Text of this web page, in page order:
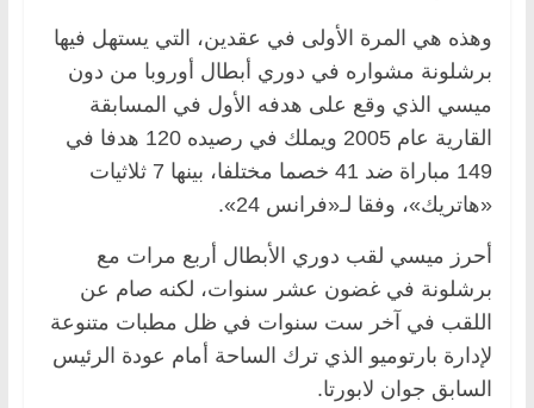
وهذه هي المرة الأولى في عقدين، التي يستهل فيها
برشلونة مشواره في دوري أبطال أوروبا من دون
ميسي الذي وقع على هدفه الأول في المسابقة
القارية عام 2005 ويملك في رصيده 120 هدفا في
149 مباراة ضد 41 خصما مختلفا، بينها 7 ثلاثيات
«هاتريك»، وفقا لـ«فرانس 24».
أحرز ميسي لقب دوري الأبطال أربع مرات مع
برشلونة في غضون عشر سنوات، لكنه صام عن
اللقب في آخر ست سنوات في ظل مطبات متنوعة
لإدارة بارتوميو الذي ترك الساحة أمام عودة الرئيس
السابق جوان لابورتا.